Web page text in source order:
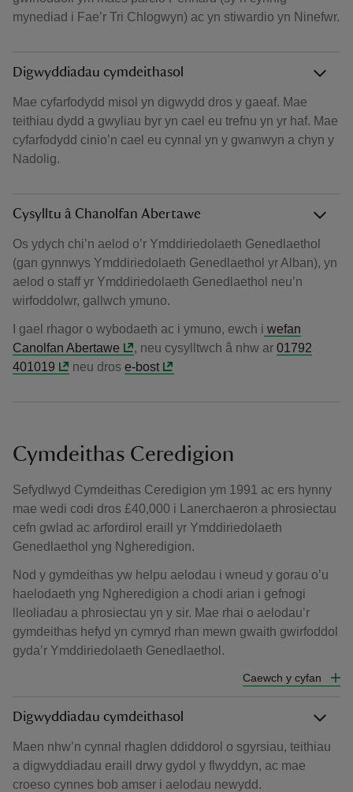
mynediad i Fae’r Tri Chlogwyn) ac yn stiwardio yn Ninefwr.
Digwyddiadau cymdeithasol
Mae cyfarfodydd misol yn digwydd dros y gaeaf. Mae
teithiau dydd a gwyliau byr yn cael eu trefnu yn yr haf. Mae
cyfarfodydd cinio’n cael eu cynnal yn y gwanwyn a chyn y
Nadolig.
Cysylltu â Chanolfan Abertawe
Os ydych chi’n aelod o’r Ymddiriedolaeth Genedlaethol
(gan gynnwys Ymddiriedolaeth Genedlaethol yr Alban), yn
aelod o staff yr Ymddiriedolaeth Genedlaethol neu’n
wirfoddolwr, gallwch ymuno.
I gael rhagor o wybodaeth ac i ymuno, ewch i wefan
Canolfan Abertawe
, neu cysylltwch â nhw ar01792
401019
neu drose-bost
Cymdeithas Ceredigion
Sefydlwyd Cymdeithas Ceredigion ym 1991 ac ers hynny
mae wedi codi dros £40,000 i Lanerchaeron a phrosiectau
cefn gwlad ac arfordirol eraill yr Ymddiriedolaeth
Genedlaethol yng Ngheredigion.
Nod y gymdeithas yw helpu aelodau i wneud y gorau o’u
haelodaeth yng Ngheredigion a chodi arian i gefnogi
lleoliadau a phrosiectau yn y sir. Mae rhai o aelodau’r
gymdeithas hefyd yn cymryd rhan mewn gwaith gwirfoddol
gyda’r Ymddiriedolaeth Genedlaethol.
Caewch y cyfan
Digwyddiadau cymdeithasol
Maen nhw’n cynnal rhaglen ddiddorol o sgyrsiau, teithiau
a digwyddiadau eraill drwy gydol y flwyddyn, ac mae
croeso cynnes bob amser i aelodau newydd.